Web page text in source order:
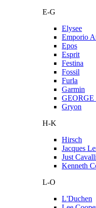
E-G
Elysee
Emporio
Epos
Esprit
Festina
Fossil
Furla
Garmin
Gryon
H-K
Hirsch
Jacques
Just Cavalli
Kenneth
L-O
L'Duchen